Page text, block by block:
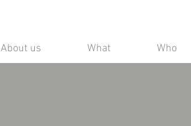
About us What Who